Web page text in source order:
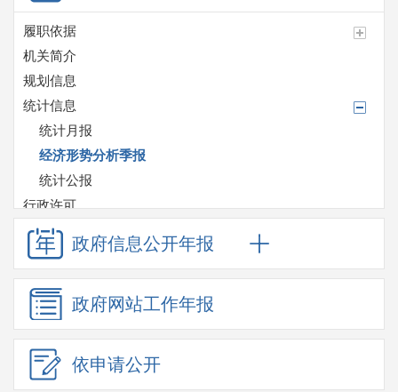
履职依据
机关简介
规划信息
统计信息
统计月报
经济形势分析季报
统计公报
行政许可
处罚/强制
预算/决算
其他对外管理服务信息
收费项目
政府采购
重大项目
重点领域信息公开
政府信息公开年报
政府网站工作年报
依申请公开